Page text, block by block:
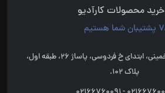
محصولات کارآدیو
تهران، میدان امام خمینی، ابتدای خ فردوسی، پاساژ 26، طبقه اول،
پلاک 102.